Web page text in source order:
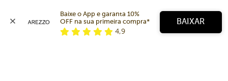
Baixe o App e garanta 10%
OFF na sua primeira compra*
4,9
BAIXAR